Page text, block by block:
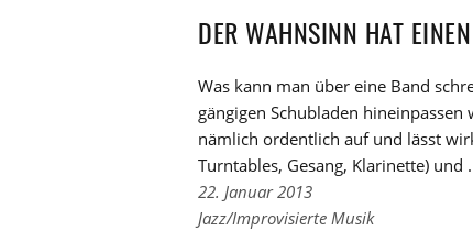
Kategorien
den
Tags
DER WAHNSINN HAT
Was kann man über eine Band
gängigen Schubladen
nämlich ordentlich auf und lässt
Turntables, Gesang, Klarinette) und
22. Januar 2013
Links
Jazz/Improvisierte Musik